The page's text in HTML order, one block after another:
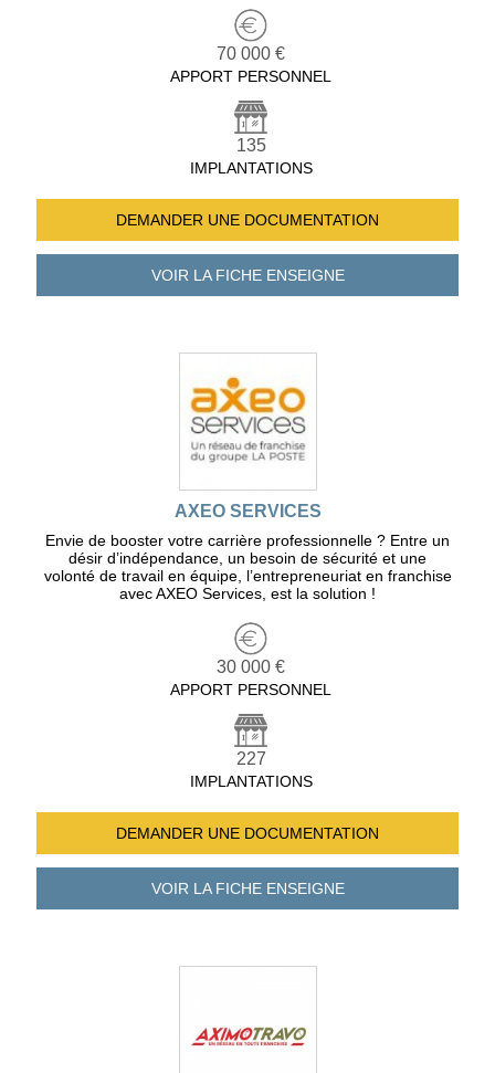
70 000 €
APPORT PERSONNEL
135
IMPLANTATIONS
DEMANDER UNE DOCUMENTATION
VOIR LA FICHEENSEIGNE
AXEO SERVICES
Envie de booster votre carrière professionnelle ? Entre un
désir d’indépendance, un besoin de sécurité et une
volonté de travail en équipe, l’entrepreneuriat en franchise
avec AXEO Services, est la solution !
30 000 €
APPORT PERSONNEL
227
IMPLANTATIONS
DEMANDER UNE DOCUMENTATION
VOIR LA FICHEENSEIGNE